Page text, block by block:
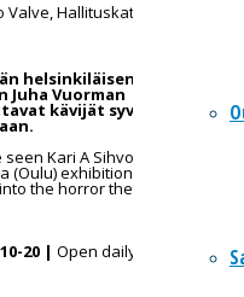
Hallituskatu 7
helsinkiläisen Kari
Juha Vuorman
kävijät syvälle
seen Kari A Sihvonen
(Oulu) exhibitions
the horrortheme.
20 |Open daily 10-20